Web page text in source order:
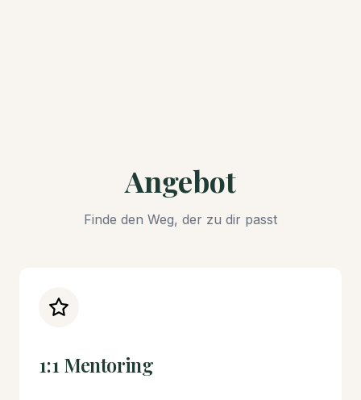
Angebot
Finde den Weg, der zu dir passt
1:1 Mentoring